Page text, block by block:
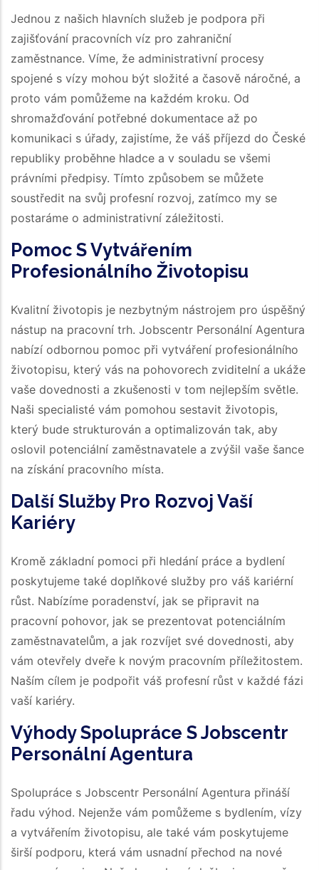
Jednou z našich hlavních služeb je podpora při
zajišťování pracovních víz pro zahraniční
zaměstnance. Víme, že administrativní procesy
spojené s vízy mohou být složité a časově náročné, a
proto vám pomůžeme na každém kroku. Od
shromažďování potřebné dokumentace až po
komunikaci s úřady, zajistíme, že váš příjezd do České
republiky proběhne hladce a v souladu se všemi
právními předpisy. Tímto způsobem se můžete
soustředit na svůj profesní rozvoj, zatímco my se
postaráme o administrativní záležitosti.
Pomoc S Vytvářením
Profesionálního Životopisu
Kvalitní životopis je nezbytným nástrojem pro úspěšný
nástup na pracovní trh. Jobscentr Personální Agentura
nabízí odbornou pomoc při vytváření profesionálního
životopisu, který vás na pohovorech zviditelní a ukáže
vaše dovednosti a zkušenosti v tom nejlepším světle.
Naši specialisté vám pomohou sestavit životopis,
který bude strukturován a optimalizován tak, aby
oslovil potenciální zaměstnavatele a zvýšil vaše šance
na získání pracovního místa.
Další Služby Pro Rozvoj Vaší
Kariéry
Kromě základní pomoci při hledání práce a bydlení
poskytujeme také doplňkové služby pro váš kariérní
růst. Nabízíme poradenství, jak se připravit na
pracovní pohovor, jak se prezentovat potenciálním
zaměstnavatelům, a jak rozvíjet své dovednosti, aby
vám otevřely dveře k novým pracovním příležitostem.
Naším cílem je podpořit váš profesní růst v každé fázi
vaší kariéry.
Výhody Spolupráce S Jobscentr
Personální Agentura
Spolupráce s Jobscentr Personální Agentura přináší
řadu výhod. Nejenže vám pomůžeme s bydlením, vízy
a vytvářením životopisu, ale také vám poskytujeme
širší podporu, která vám usnadní přechod na nové